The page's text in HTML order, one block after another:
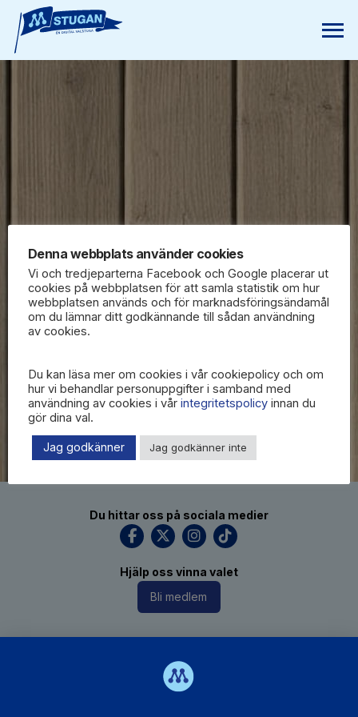
Du hittar oss på sociala medier
Hjälp oss vinna valet
Bli medlem
Denna webbplats använder cookies
Vi och tredjeparterna Facebook och Google placerar ut
cookies på webbplatsen för att samla statistik om hur
webbplatsen används och för marknadsföringsändamål
om du lämnar ditt godkännande till sådan användning
av cookies.
Du kan läsa mer om cookies i vår cookiepolicy och om
hur vi behandlar personuppgifter i samband med
användning av cookies i vår integritetspolicy innan du
gör dina val.
Jag godkänner Jag godkänner inte